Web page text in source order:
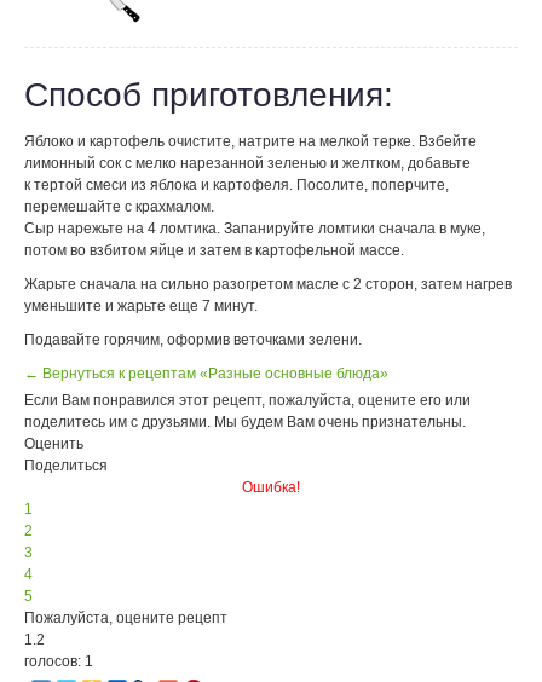
Способ приготовления:
Яблоко и картофель очистите, натрите на мелкой терке. Взбейте
лимонный сок с мелко нарезанной зеленью и желтком, добавьте
к тертой смеси из яблока и картофеля. Посолите, поперчите,
перемешайте с крахмалом.
Сыр нарежьте на 4 ломтика. Запанируйте ломтики сначала в муке,
потом во взбитом яйце и затем в картофельной массе.
Жарьте сначала на сильно разогретом масле с 2 сторон, затем нагрев
уменьшите и жарьте еще 7 минут.
Подавайте горячим, оформив веточками зелени.
← Вернуться к рецептам «Разные основные блюда»
Если Вам понравился этот рецепт, пожалуйста, оцените его или
поделитесь им с друзьями. Мы будем Вам очень признательны.
Оценить
Поделиться
Ошибка!
1
2
3
4
5
Пожалуйста, оцените рецепт
1.2
голосов: 1